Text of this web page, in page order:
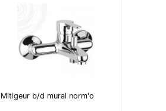
Mitigeur b/d mural norm'o